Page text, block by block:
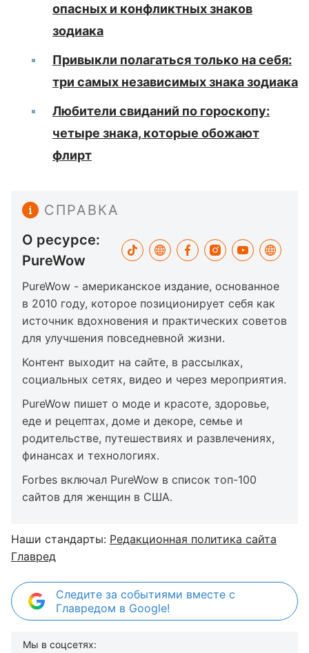
опасных и конфликтных знаков
зодиака
Привыкли полагаться только на себя:
три самых независимых знака зодиака
Любители свиданий по гороскопу:
четыре знака, которые обожают
флирт
СПРАВКА
О ресурсе:
PureWow
PureWow - американское издание, основанное
в 2010 году, которое позиционирует себя как
источник вдохновения и практических советов
для улучшения повседневной жизни.
Контент выходит на сайте, в рассылках,
социальных сетях, видео и через мероприятия.
PureWow пишет о моде и красоте, здоровье,
еде и рецептах, доме и декоре, семье и
родительстве, путешествиях и развлечениях,
финансах и технологиях.
Forbes включал PureWow в список топ-100
сайтов для женщин в США.
Наши стандарты: Редакционная политика сайта
Главред
Следите за событиями вместе с
Главредом в Google!
Мы в соцсетях: